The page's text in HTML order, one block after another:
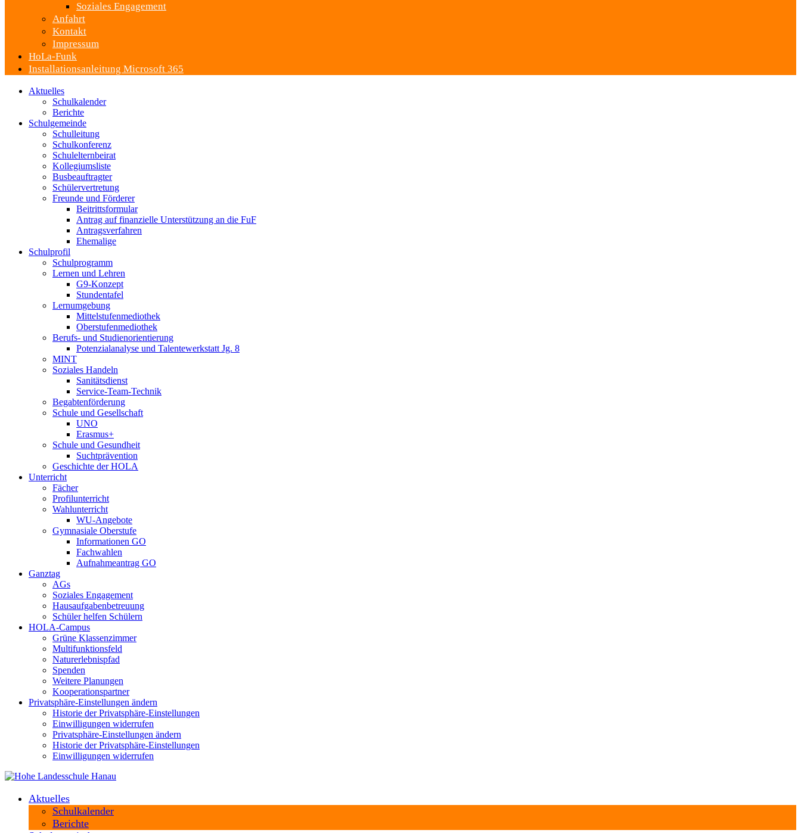
Soziales Engagement
Anfahrt
Kontakt
Impressum
HoLa-Funk
Installationsanleitung Microsoft 365
Aktuelles
Schulkalender
Berichte
Schulgemeinde
Schulleitung
Schulkonferenz
Schulelternbeirat
Kollegiumsliste
Busbeauftragter
Schülervertretung
Freunde und Förderer
Beitrittsformular
Antrag auf finanzielle Unterstützung an die FuF
Antragsverfahren
Ehemalige
Schulprofil
Schulprogramm
Lernen und Lehren
G9-Konzept
Stundentafel
Lernumgebung
Mittelstufenmediothek
Oberstufenmediothek
Berufs- und Studienorientierung
Potenzialanalyse und Talentewerkstatt Jg. 8
MINT
Soziales Handeln
Sanitätsdienst
Service-Team-Technik
Begabtenförderung
Schule und Gesellschaft
UNO
Erasmus+
Schule und Gesundheit
Suchtprävention
Geschichte der HOLA
Unterricht
Fächer
Profilunterricht
Wahlunterricht
WU-Angebote
Gymnasiale Oberstufe
Informationen GO
Fachwahlen
Aufnahmeantrag GO
Ganztag
AGs
Soziales Engagement
Hausaufgabenbetreuung
Schüler helfen Schülern
HOLA-Campus
Grüne Klassenzimmer
Multifunktionsfeld
Naturerlebnispfad
Spenden
Weitere Planungen
Kooperationspartner
Privatsphäre-Einstellungen ändern
Historie der Privatsphäre-Einstellungen
Einwilligungen widerrufen
Privatsphäre-Einstellungen ändern
Historie der Privatsphäre-Einstellungen
Einwilligungen widerrufen
Aktuelles
Schulkalender
Berichte